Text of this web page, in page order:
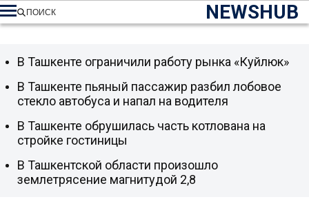
NEWSHUB
ПОИСК
В Ташкенте ограничили работу рынка «Куйлюк»
В Ташкенте пьяный пассажир разбил лобовое
стекло автобуса и напал на водителя
В Ташкенте обрушилась часть котлована на
стройке гостиницы
В Ташкентской области произошло
землетрясение магнитудой 2,8